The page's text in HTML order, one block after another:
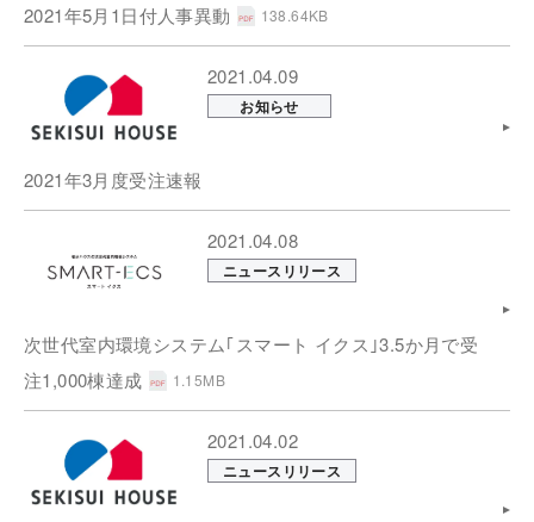
お問い合わせ ENGLISH
2021年5月1日付人事異動 138.64KB
2021.04.09
お知らせ
2021年3月度受注速報
2021.04.08
ニュースリリース
次世代室内環境システム｢スマート イクス｣3.5か月で受
注1,000棟達成
1.15MB
2021.04.02
ニュースリリース